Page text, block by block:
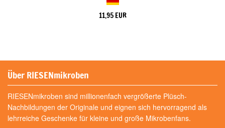
11,95 EUR
Über RIESENmikroben
RIESENmikroben sind millionenfach vergrößerte Plüsch-
Nachbildungen der Originale und eignen sich hervorragend als
lehrreiche Geschenke für kleine und große Mikrobenfans.